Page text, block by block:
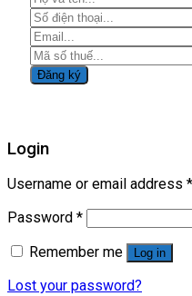
Login
Username or email address *
Password *
Remember me
Log in
Lost your password?